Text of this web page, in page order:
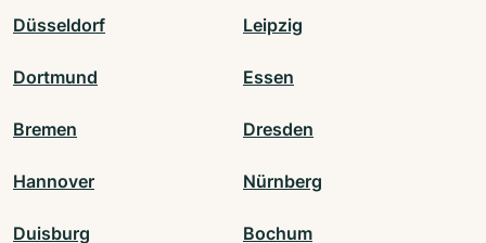
Düsseldorf Leipzig
Dortmund Essen
Bremen Dresden
Hannover Nürnberg
Duisburg Bochum